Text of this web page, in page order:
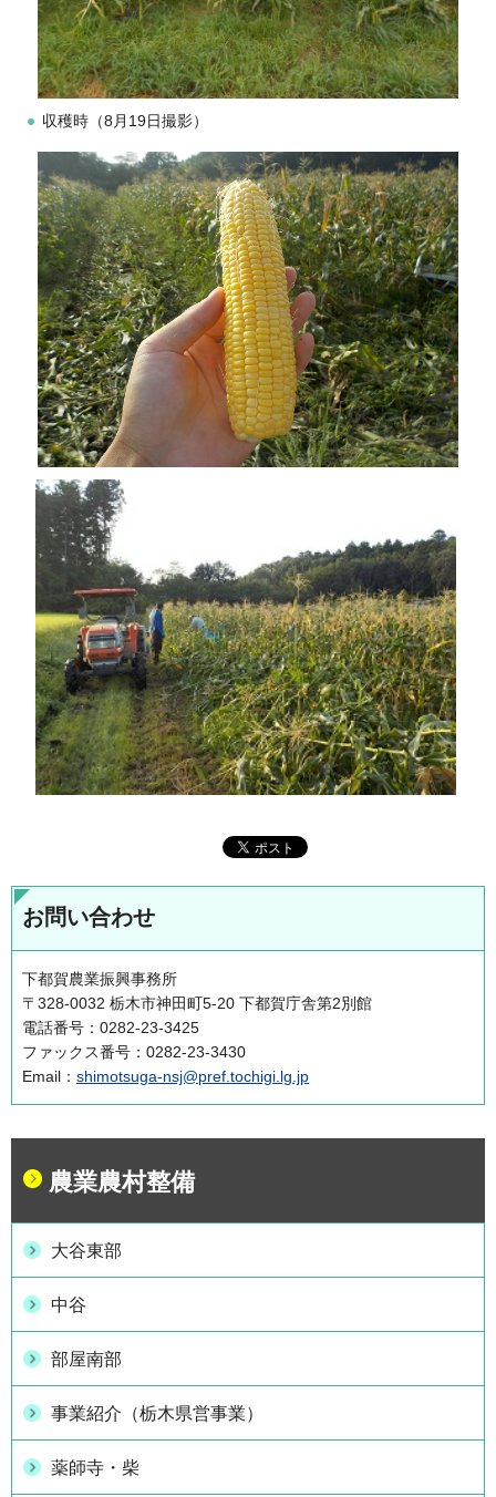
収穫時（8月19日撮影）
お問い合わせ
下都賀農業振興事務所
〒328-0032 栃木市神田町5-20 下都賀庁舎第2別館
電話番号：0282-23-3425
ファックス番号：0282-23-3430
Email： shimotsuga-nsj@pref.tochigi.lg.jp
農業農村整備
大谷東部
中谷
部屋南部
事業紹介（栃木県営事業）
薬師寺・柴